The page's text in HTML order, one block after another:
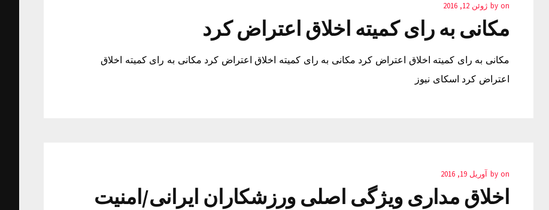
by on ژوئن 12, 2016
مکانی به رای کمیته اخلاق اعتراض کرد
مکانی به رای کمیته اخلاق اعتراض کرد مکانی به رای کمیته اخلاق اعتراض کرد مکانی به رای کمیته اخلاق
اعتراض کرد اسکای نیوز
by on آوریل 19, 2016
اخلاق مداری ویژگی اصلی ورزشکاران ایرانی/امنیت